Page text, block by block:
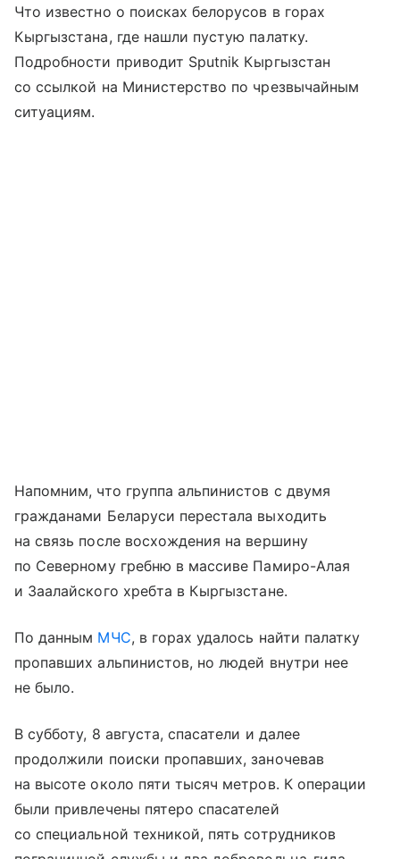
Что известно о поисках белорусов в горах
Кыргызстана, где нашли пустую палатку.
Подробности приводит Sputnik Кыргызстан
со ссылкой на Министерство по чрезвычайным
ситуациям.
Напомним, что группа альпинистов с двумя
гражданами Беларуси перестала выходить
на связь после восхождения на вершину
по Северному гребню в массиве Памиро-Алая
и Заалайского хребта в Кыргызстане.
По данным МЧС, в горах удалось найти палатку
пропавших альпинистов, но людей внутри нее
не было.
В субботу, 8 августа, спасатели и далее
продолжили поиски пропавших, заночевав
на высоте около пяти тысяч метров. К операции
были привлечены пятеро спасателей
со специальной техникой, пять сотрудников